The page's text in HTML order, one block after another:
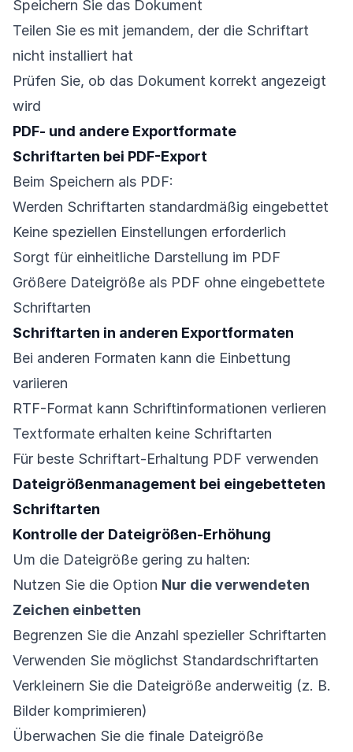
Speichern Sie das Dokument
Teilen Sie es mit jemandem, der die Schriftart
nicht installiert hat
Prüfen Sie, ob das Dokument korrekt angezeigt
wird
PDF- und andere Exportformate
Schriftarten bei PDF-Export
Beim Speichern als PDF:
Werden Schriftarten standardmäßig eingebettet
Keine speziellen Einstellungen erforderlich
Sorgt für einheitliche Darstellung im PDF
Größere Dateigröße als PDF ohne eingebettete
Schriftarten
Schriftarten in anderen Exportformaten
Bei anderen Formaten kann die Einbettung
variieren
RTF-Format kann Schriftinformationen verlieren
Textformate erhalten keine Schriftarten
Für beste Schriftart-Erhaltung PDF verwenden
Dateigrößenmanagement bei eingebetteten
Schriftarten
Kontrolle der Dateigrößen-Erhöhung
Um die Dateigröße gering zu halten:
Nutzen Sie die Option Nur die verwendeten
Zeichen einbetten
Begrenzen Sie die Anzahl spezieller Schriftarten
Verwenden Sie möglichst Standardschriftarten
Verkleinern Sie die Dateigröße anderweitig (z. B.
Bilder komprimieren)
Überwachen Sie die finale Dateigröße